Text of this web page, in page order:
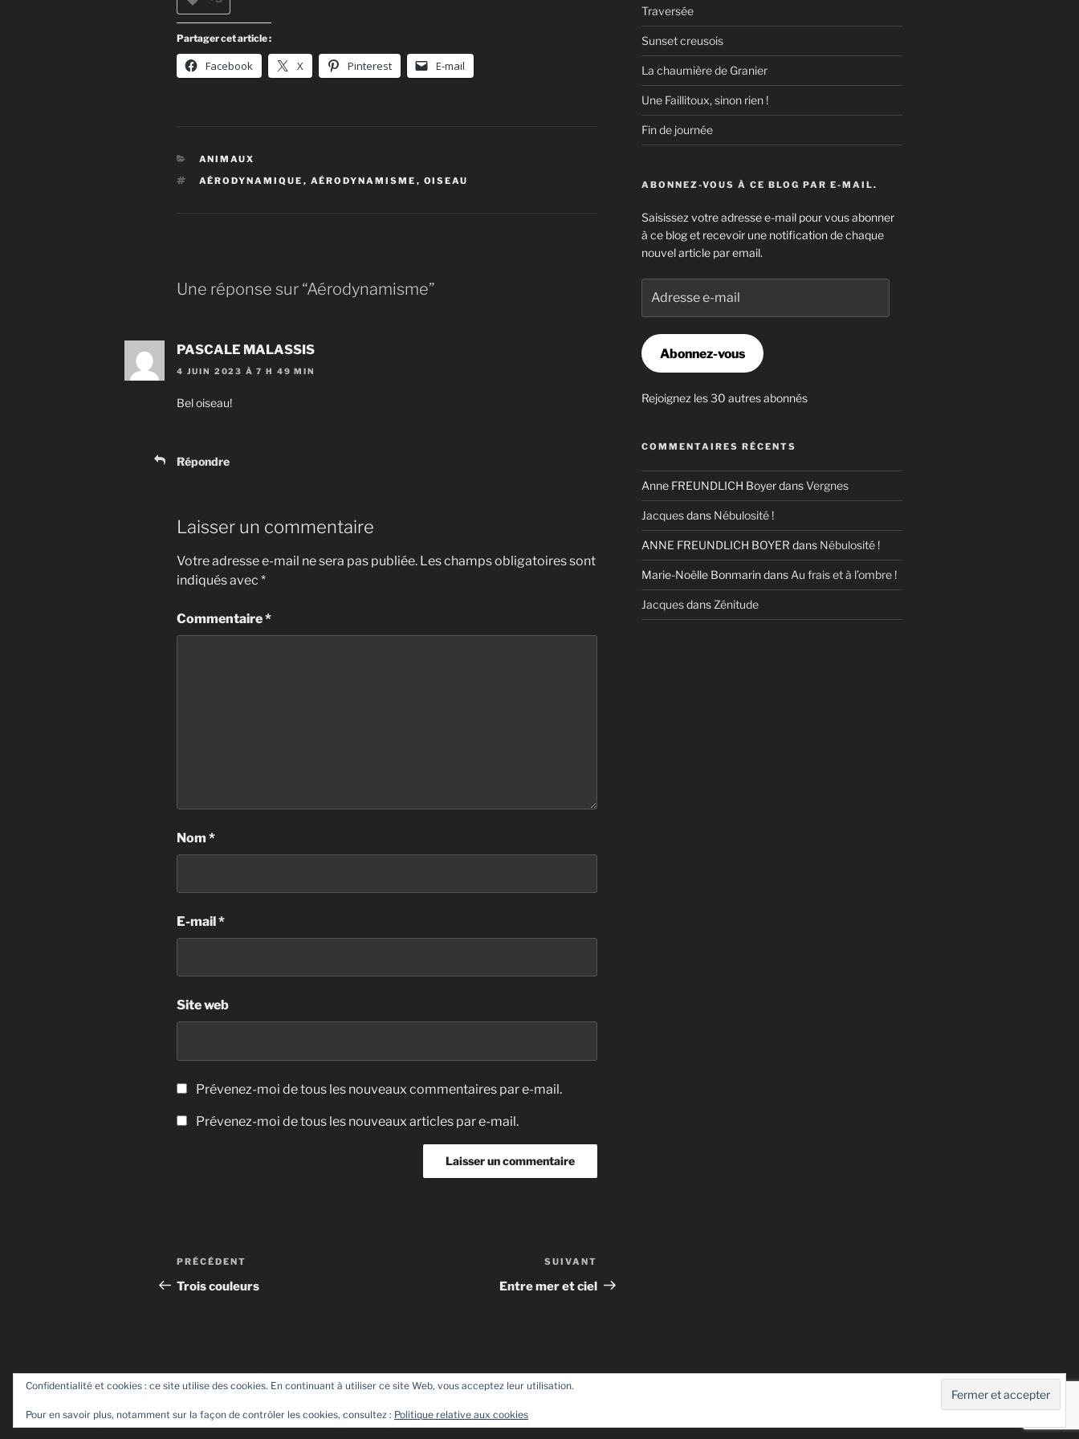
Partager cet article :
Facebook X Pinterest E-mail
CATÉGORIES
ANIMAUX
ÉTIQUETTES
AÉRODYNAMIQUE , AÉRODYNAMISME , OISEAU
Une réponse sur “Aérodynamisme”
PASCALE MALASSIS
4 JUIN 2023 À 7 H 49 MIN
Bel oiseau!
Répondre
Laisser un commentaire
Votre adresse e-mail ne sera pas publiée. Les champs obligatoires sont
indiqués avec *
Commentaire*
Nom *
E-mail*
Site web
Prévenez-moi de tous les nouveaux commentaires par e-mail.
Prévenez-moi de tous les nouveaux articles par e-mail.
Navigation
de
Article
précédent
PRÉCÉDENT
Trois couleurs
suivant
SUIVANT
Entre mer et ciel
Traversée
Sunset creusois
La chaumière de Granier
Une Faillitoux, sinon rien !
Fin de journée
ABONNEZ-VOUS À CE BLOG PAR E-MAIL.
Saisissez votre adresse e-mail pour vous abonner
à ce blog et recevoir une notification de chaque
nouvel article par email.
mail
Abonnez-vous
Rejoignez les 30 autres abonnés
COMMENTAIRES RÉCENTS
Anne FREUNDLICH BoyerdansVergnes
Jacquesdans Nébulosité !
ANNE FREUNDLICH BOYER dans Nébulosité !
Marie-Noëlle Bonmarindans Au frais et à l’ombre !
Jacquesdans Zénitude
Confidentialité et cookies : ce site utilise des cookies. En continuant à utiliser ce site Web, vous acceptez leur utilisation.
Pour en savoir plus, notamment sur la façon de contrôler les cookies, consultez : Politique relative aux cookies